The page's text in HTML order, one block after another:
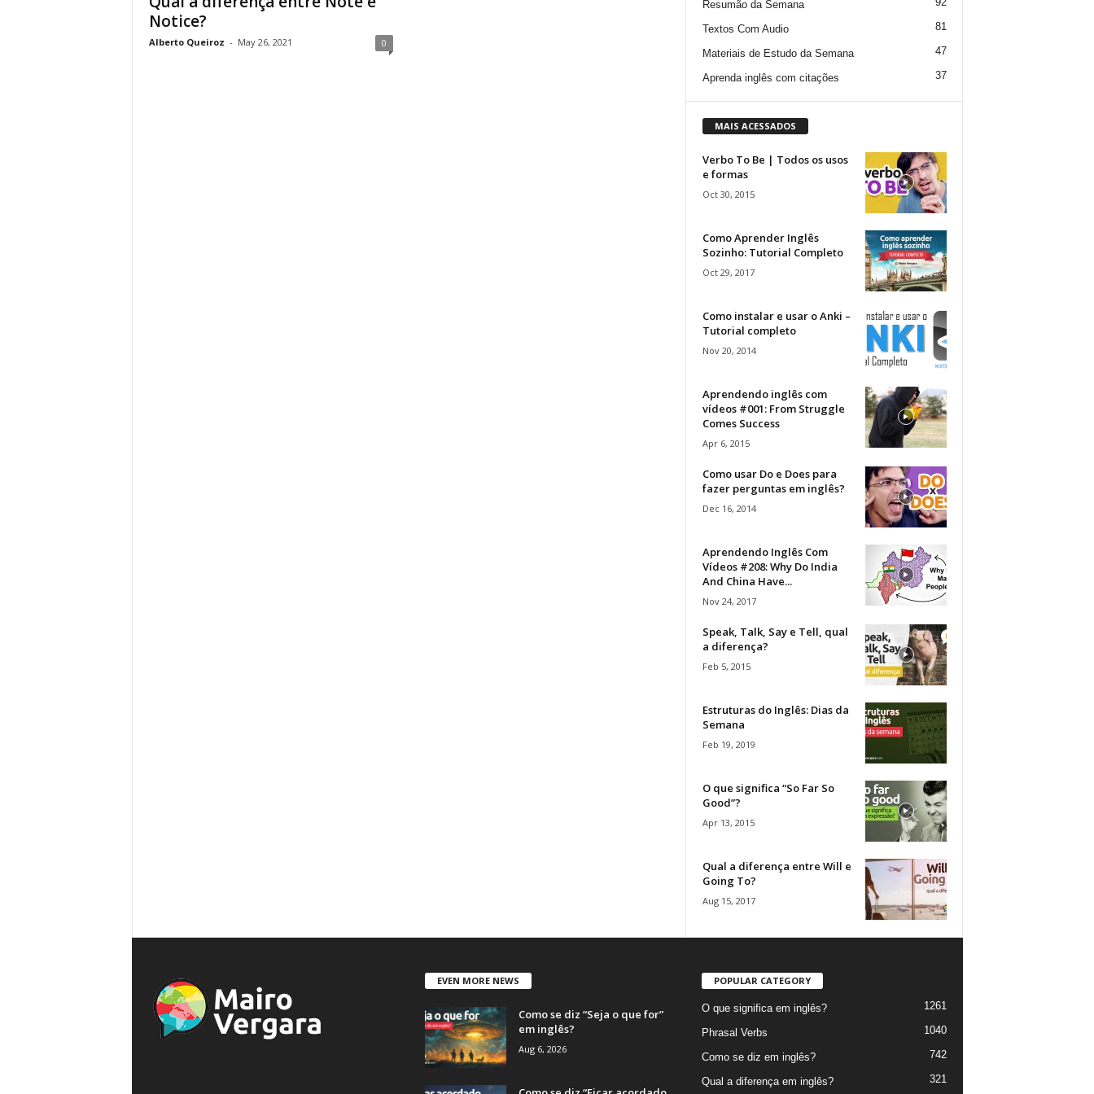
Notice?
Alberto Queiroz - May 26, 2021 0
Resumão da Semana
Textos Com Audio 81
Materiais de Estudo da Semana 47
Aprenda inglês com citações 37
MAIS ACESSADOS
Verbo To Be | Todos os usos
e formas
Oct 30, 2015
Como Aprender Inglês
Sozinho: Tutorial Completo
Oct 29, 2017
Como instalar e usar o Anki –
Tutorial completo
Nov 20, 2014
Aprendendo inglês com
vídeos #001: From Struggle
Comes Success
Apr 6, 2015
Como usar Do e Does para
fazer perguntas em inglês?
Dec 16, 2014
Aprendendo Inglês Com
Vídeos #208: Why Do India
And China Have...
Nov 24, 2017
Speak, Talk, Say e Tell, qual
a diferença?
Feb 5, 2015
Estruturas do Inglês: Dias da
Semana
Feb 19, 2019
O que significa “So Far So
Good”?
Apr 13, 2015
Qual a diferença entre Will e
Going To?
Aug 15, 2017
EVEN MORE NEWS
Como se diz “Seja o que for”
em inglês?
Aug 6, 2026
POPULAR CATEGORY
O que significa em inglês? 1261
Phrasal Verbs 1040
Como se diz em inglês? 742
Qual a diferença em inglês? 321